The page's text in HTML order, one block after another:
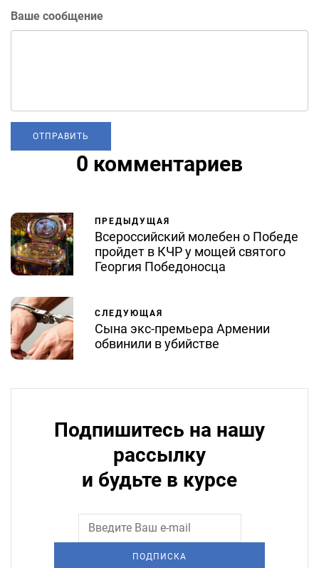
Ваше сообщение
0 комментариев
ПРЕДЫДУЩАЯ
Всероссийский молебен о Победе
пройдет в КЧР у мощей святого
Георгия Победоносца
СЛЕДУЮЩАЯ
Сына экс-премьера Армении
обвинили в убийстве
Подпишитесь на нашу
рассылку
и будьте в курсе
ПОДПИСКА